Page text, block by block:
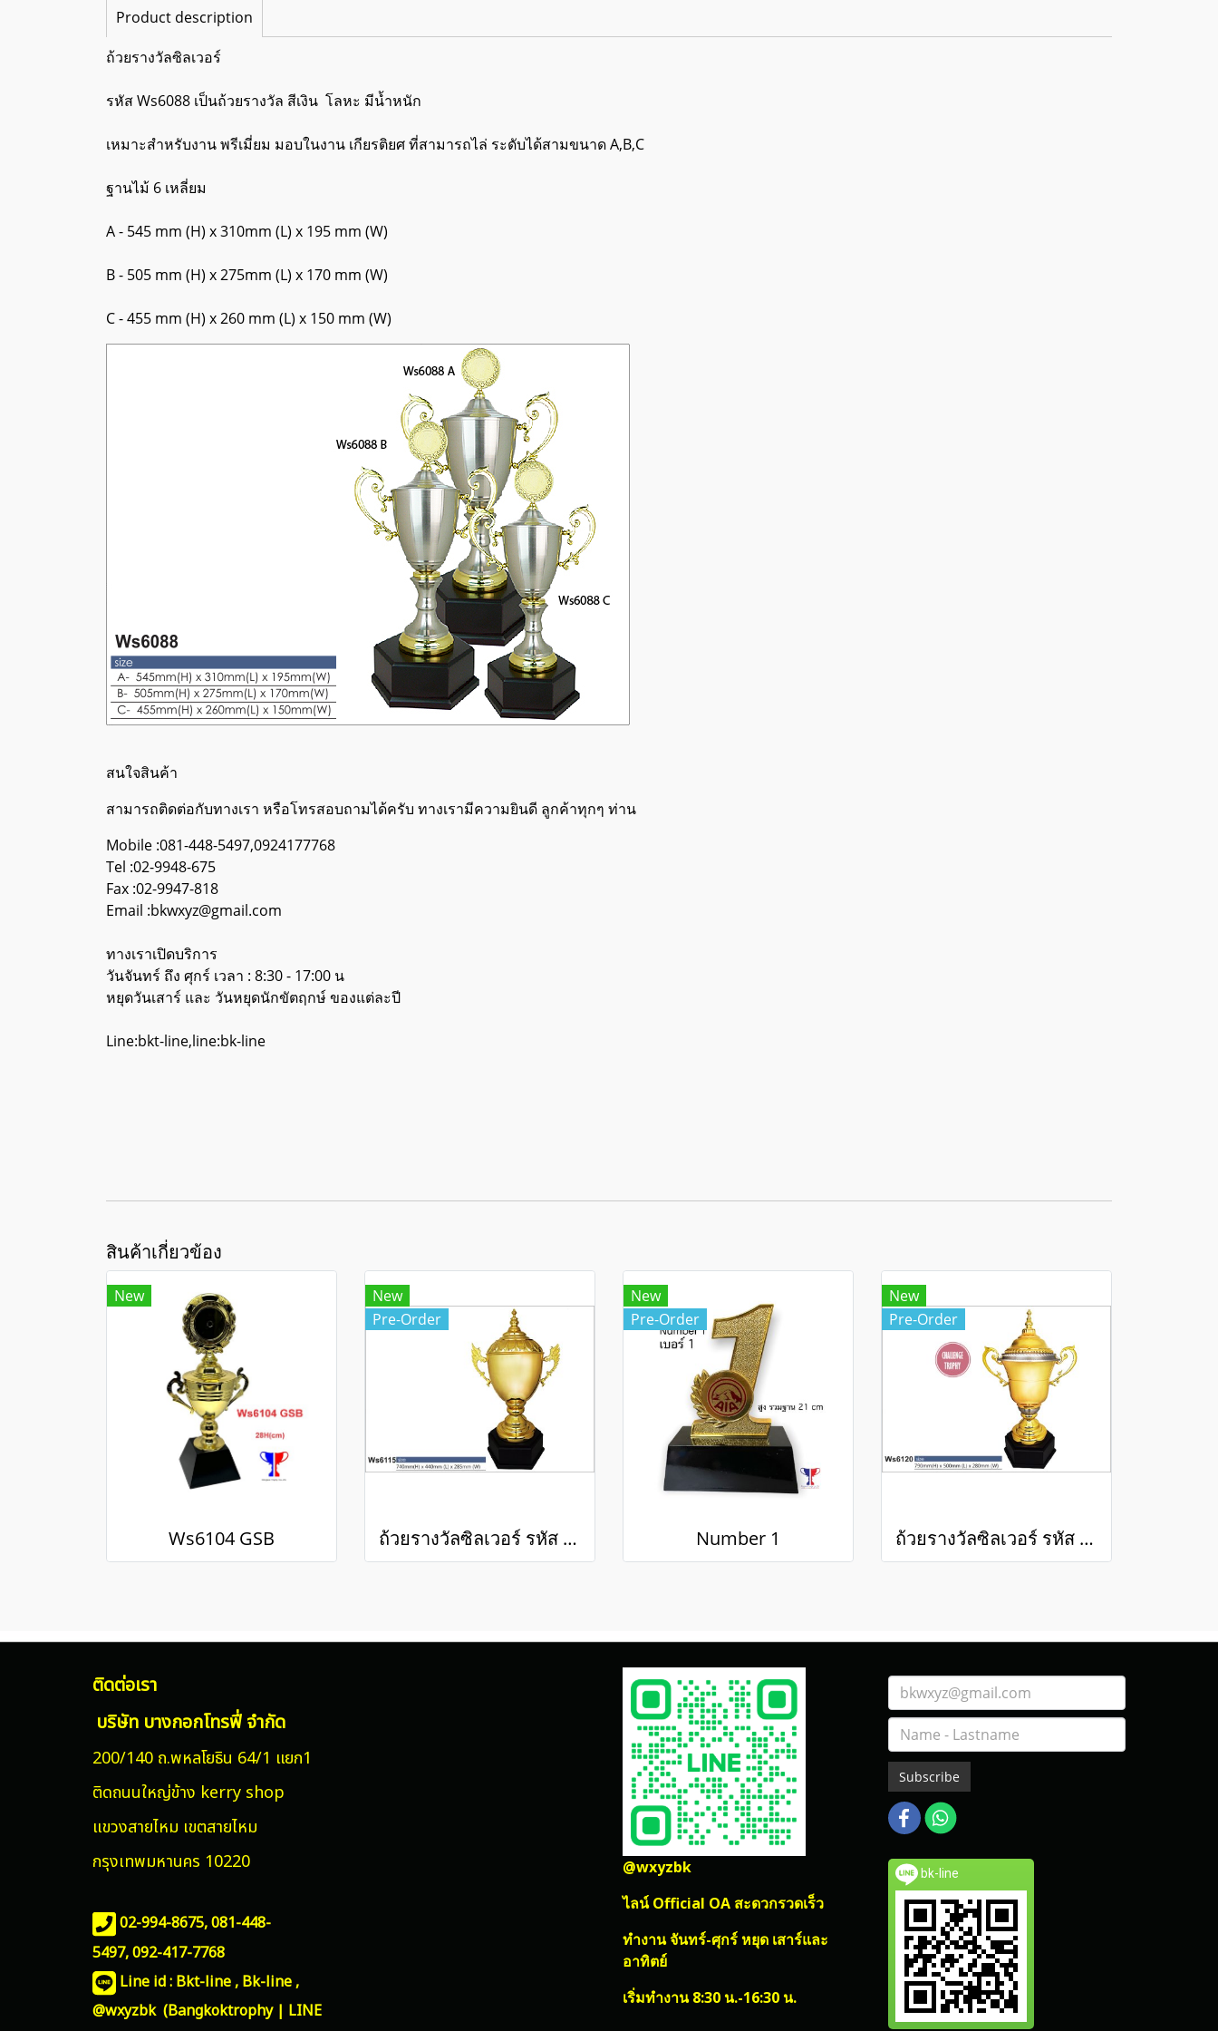
Product description
ถ้วยรางวัลซิลเวอร์
รหัส Ws6088 เป็นถ้วยรางวัล สีเงิน โลหะ มีน้ำหนัก
เหมาะสำหรับงาน พรีเมี่ยม มอบในงาน เกียรติยศ ที่สามารถไล่ ระดับได้สามขนาด A,B,C
ฐานไม้ 6 เหลี่ยม
A - 545 mm (H) x 310mm (L) x 195 mm (W)
B - 505 mm (H) x 275mm (L) x 170 mm (W)
C - 455 mm (H) x 260 mm (L) x 150 mm (W)
สนใจสินค้า
สามารถติดต่อกับทางเรา หรือโทรสอบถามได้ครับ ทางเรามีความยินดี ลูกค้าทุกๆ ท่าน
Mobile :081-448-5497,0924177768
Tel :02-9948-675
Fax :02-9947-818
Email :bkwxyz@gmail.com
ทางเราเปิดบริการ
วันจันทร์ ถึง ศุกร์ เวลา : 8:30 - 17:00 น
หยุดวันเสาร์ และ วันหยุดนักขัตฤกษ์ ของแต่ละปี
Line:bkt-line,line:bk-line
สินค้าเกี่ยวข้อง
New
Ws6104 GSB
New
Pre-Order
ถ้วยรางวัลซิลเวอร์ รหัส Ws6115
New
Pre-Order
Number 1
New
Pre-Order
ถ้วยรางวัลซิลเวอร์ รหัส Ws6120
ติดต่อเรา
บริษัท บางกอกโทรฟี่ จำกัด
200/140 ถ.พหลโยธิน 64/1 แยก1
ติดถนนใหญ่ข้าง kerry shop
แขวงสายไหม เขตสายไหม
กรุงเทพมหานคร 10220
02-994-8675, 081-448-
5497,092-417-7768
Line id : Bkt-line , Bk-line ,
@wxyzbk (Bangkoktrophy | LINE
@wxyzbk
ไลน์ Official OA สะดวกรวดเร็ว
ทำงาน จันทร์-ศุกร์ หยุด เสาร์และ
อาทิตย์
เริ่มทำงาน 8:30 น.-16:30 น.
Subscribe
bk-line